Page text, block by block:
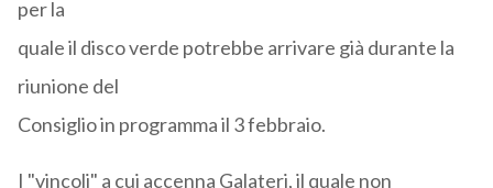
per la
quale il disco verde potrebbe arrivare già durante la
riunione del
Consiglio in programma il 3 febbraio.
I "vincoli" a cui accenna Galateri, il quale non